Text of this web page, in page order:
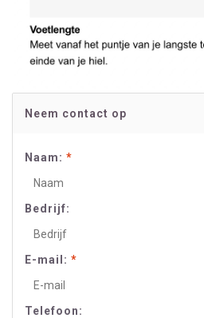
Neem contact op
Naam: *
Bedrijf:
E-mail: *
Telefoon: